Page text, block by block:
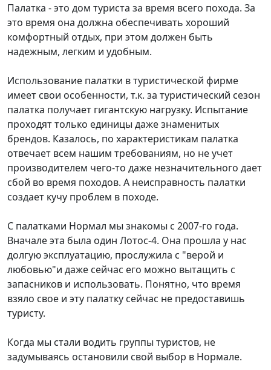
Палатка - это дом туриста за время всего похода. За
это время она должна обеспечивать хороший
комфортный отдых, при этом должен быть
надежным, легким и удобным.
Использование палатки в туристической фирме
имеет свои особенности, т.к. за туристический сезон
палатка получает гигантскую нагрузку. Испытание
проходят только единицы даже знаменитых
брендов. Казалось, по характеристикам палатка
отвечает всем нашим требованиям, но не учет
производителем чего-то даже незначительного дает
сбой во время походов. А неисправность палатки
создает кучу проблем в походе.
С палатками Нормал мы знакомы с 2007-го года.
Вначале эта была один Лотос-4. Она прошла у нас
долгую эксплуатацию, прослужила с "верой и
любовью"и даже сейчас его можно вытащить с
запасников и использовать. Понятно, что время
взяло свое и эту палатку сейчас не предоставишь
туристу.
Когда мы стали водить группы туристов, не
задумываясь остановили свой выбор в Нормале.